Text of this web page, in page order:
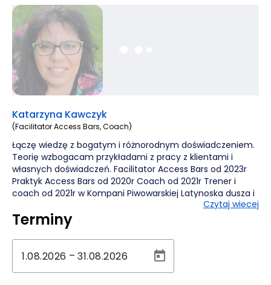
Katarzyna Kawczyk
(Facilitator Access Bars, Coach)
Łączę wiedzę z bogatym i różnorodnym doświadczeniem.
Teorię wzbogacam przykładami z pracy z klientami i
własnych doświadczeń. Facilitator Access Bars od 2023r
Praktyk Access Bars od 2020r Coach od 2021r Trener i
coach od 2021r w Kompani Piwowarskiej Latynoska dusza i
Czytaj więcej
Terminy
–